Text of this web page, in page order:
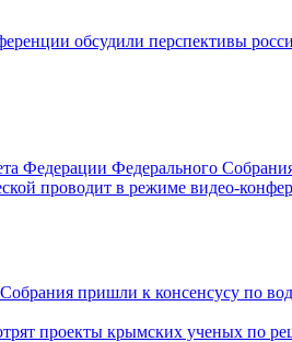
обсудили перспективы
Федерации Федерального
проводит в режиме видео-
пришли к консенсусу по
проекты крымских ученых по